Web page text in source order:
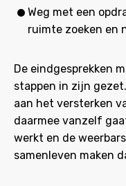
Weg met een
ruimte zoeken en
De eindgesprekken
stappen in zijn
aan het versterken
daarmee vanzelf
werkt en de
samenleven maken